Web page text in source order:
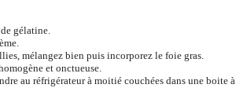
gélatine.
mélangez bien puis incorporez le foie gras.
et onctueuse.
au réfrigérateur à moitié couchées dans une boite à